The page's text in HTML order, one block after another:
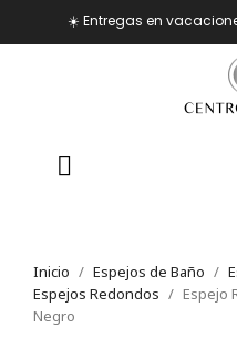
☀️ Entregas en
Inicio Espejos de Baño
Espejos Redondos
Espejo
Negro